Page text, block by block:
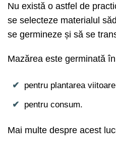
Nu există o astfel de
se selecteze materialul
se germineze și să se
Mazărea este germinată
pentru plantarea
pentru consum.
Mai multe despre acest